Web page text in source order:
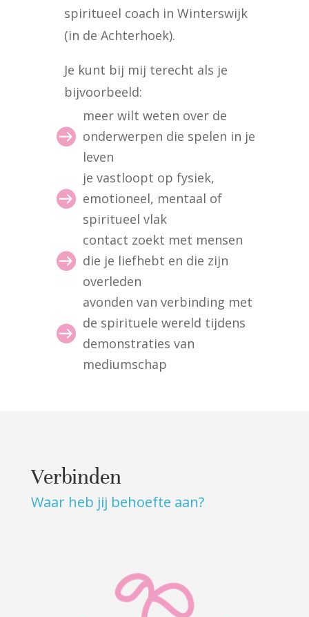
spiritueel coach in Winterswijk
(in de Achterhoek).
Je kunt bij mij terecht als je
bijvoorbeeld:

meer wilt weten over de
onderwerpen die spelen in je
leven

je vastloopt op fysiek,
emotioneel, mentaal of
spiritueel vlak

contact zoekt met mensen
die je liefhebt en die zijn
overleden

avonden van verbinding met
de spirituele wereld tijdens
demonstraties van
mediumschap
Verbinden
Waar heb jij behoefte aan?